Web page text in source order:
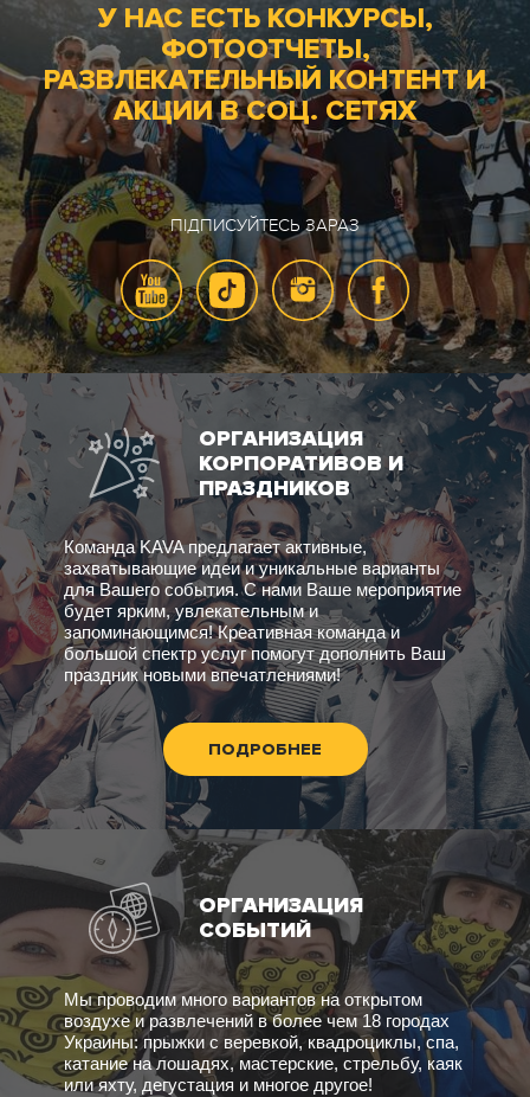
У НАС ЕСТЬ КОНКУРСЫ,
ФОТООТЧЕТЫ,
РАЗВЛЕКАТЕЛЬНЫЙ КОНТЕНТ И
АКЦИИ В СОЦ. СЕТЯХ
ПІДПИСУЙТЕСЬ ЗАРАЗ
ОРГАНИЗАЦИЯ
КОРПОРАТИВОВ И
ПРАЗДНИКОВ
Команда KAVA предлагает активные,
захватывающие идеи и уникальные варианты
для Вашего события. С нами Ваше мероприятие
будет ярким, увлекательным и
запоминающимся! Креативная команда и
большой спектр услуг помогут дополнить Ваш
праздник новыми впечатлениями!
ПОДРОБНЕЕ
ОРГАНИЗАЦИЯ
СОБЫТИЙ
Мы проводим много вариантов на открытом
воздухе и развлечений в более чем 18 городах
Украины: прыжки с веревкой, квадроциклы, спа,
катание на лошадях, мастерские, стрельбу, каяк
или яхту, дегустация и многое другое!